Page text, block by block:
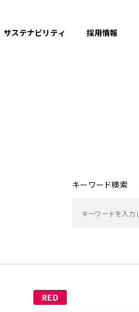
サステナビリティ 採用情報
キーワード検索
RED